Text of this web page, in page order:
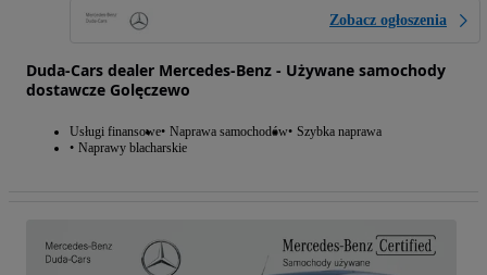
Zobacz ogłoszenia
Duda-Cars dealer Mercedes-Benz - Używane samochody
dostawcze Golęczewo
Usługi finansowe Naprawa samochodów Szybka naprawa
Naprawy blacharskie